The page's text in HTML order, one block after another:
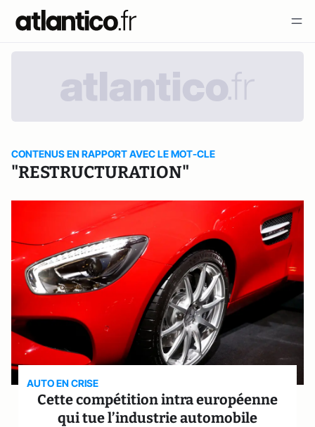
CONTENUS EN RAPPORT AVEC LE MOT-CLE
"RESTRUCTURATION"
AUTO EN CRISE
Cette compétition intra européenne
qui tue l’industrie automobile